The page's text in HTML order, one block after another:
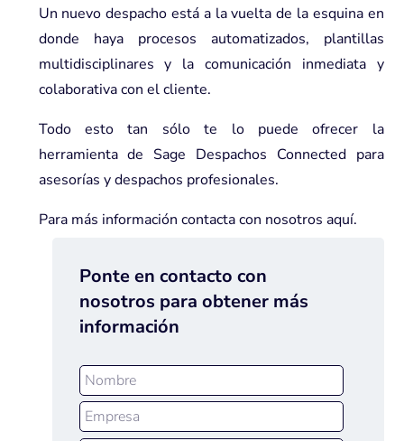
Un nuevo despacho está a la vuelta de la esquina en
donde haya procesos automatizados, plantillas
multidisciplinares y la comunicación inmediata y
colaborativa con el cliente.
Todo esto tan sólo te lo puede ofrecer la
herramienta de Sage Despachos Connectedpara
asesorías y despachos profesionales.
Para más información contacta con nosotros aquí.
Ponte en contacto con
nosotros para obtener más
información